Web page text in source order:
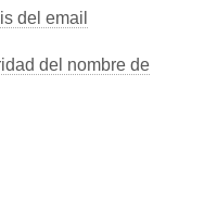
del email
del nombre de